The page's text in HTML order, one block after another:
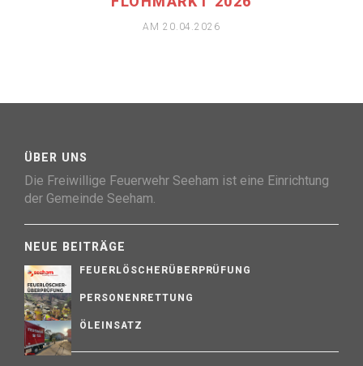
AM 20.04.2026
ÜBER UNS
Die Freiwillige Feuerwehr Seeham ist eine Einrichtung
der Gemeinde Seeham.
NEUE BEITRÄGE
FEUERLÖSCHERÜBERPRÜFUNG
PERSONENRETTUNG
ÖLEINSATZ